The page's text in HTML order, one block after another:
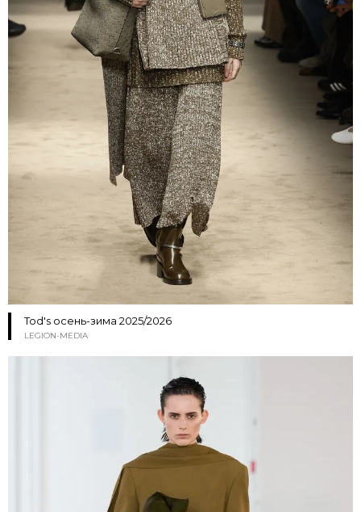
Tod's осень-зима 2025/2026
LEGION-MEDIA